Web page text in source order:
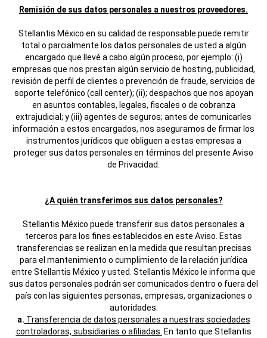
Remisión de sus datos personales a nuestros proveedores.
Stellantis México en su calidad de responsable puede remitir
total o parcialmente los datos personales de usted a algún
encargado que llevé a cabo algún proceso, por ejemplo: (i)
empresas que nos prestan algún servicio de hosting, publicidad,
revisión de perfil de clientes o prevención de fraude, servicios de
soporte telefónico (call center); (ii); despachos que nos apoyan
en asuntos contables, legales, fiscales o de cobranza
extrajudicial; y (iii) agentes de seguros; antes de comunicarles
información a estos encargados, nos aseguramos de firmar los
instrumentos jurídicos que obliguen a estas empresas a
proteger sus datos personales en términos del presente Aviso
de Privacidad.
¿A quién transferimos sus datos personales?
Stellantis México puede transferir sus datos personales a
terceros para los fines establecidos en este Aviso. Estas
transferencias se realizan en la medida que resultan precisas
para el mantenimiento o cumplimiento de la relación jurídica
entre Stellantis México y usted. Stellantis México le informa que
sus datos personales podrán ser comunicados dentro o fuera del
país con las siguientes personas, empresas, organizaciones o
autoridades:
a. Transferencia de datos personales a nuestras sociedades
controladoras, subsidiarias o afiliadas. En tanto que Stellantis